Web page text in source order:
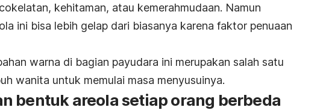
kehitaman, atau kemerahmudaan. Namun
ini bisa lebih gelap dari biasanya karena faktor penuaan
warna di bagian payudara ini merupakan salah satu
wanita untuk memulai masa menyusuinya.
bentuk areola setiap orang berbeda